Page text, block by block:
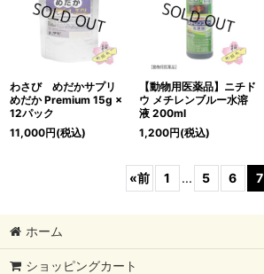
わさび めだかサプリ
めだか Premium 15g ×
12パック
11,000円(税込)
【動物用医薬品】ニチド
ウ メチレンブルー水溶
液 200ml
1,200円(税込)
«前 1 ... 5 6 7
ホーム
ショッピングカート